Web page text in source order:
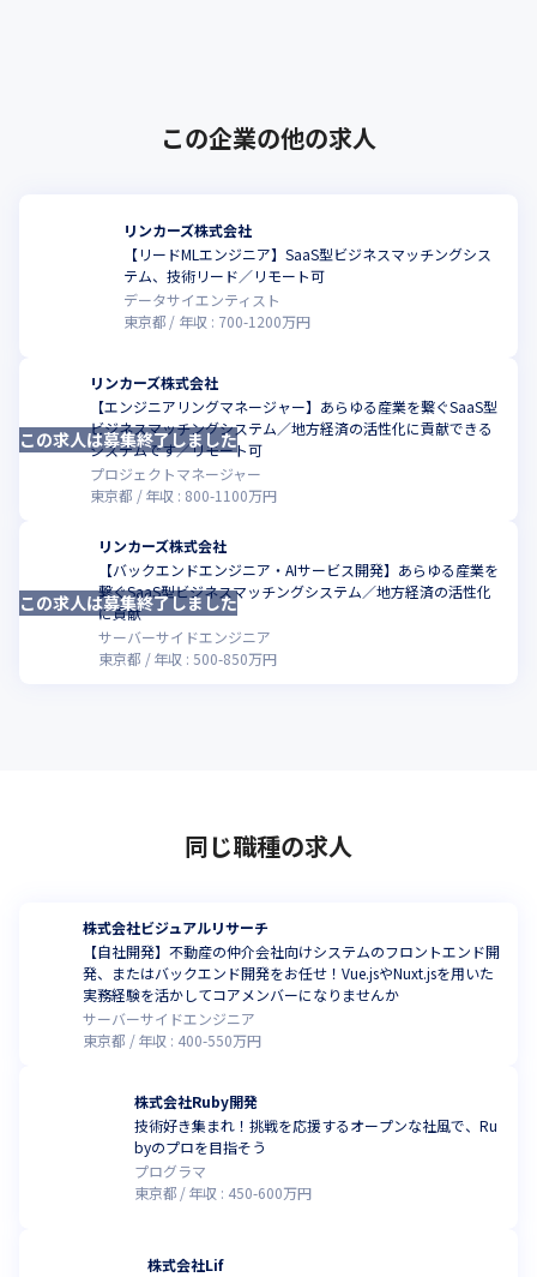
この企業の他の求人
リンカーズ株式会社
【リードMLエンジニア】SaaS型ビジネスマッチングシス
テム、技術リード／リモート可
データサイエンティスト
東京都
年収 : 700-1200万円
リンカーズ株式会社
【エンジニアリングマネージャー】あらゆる産業を繋ぐSaaS型
ビジネスマッチングシステム／地方経済の活性化に貢献できる
システムです／リモート可
プロジェクトマネージャー
東京都
年収 : 800-1100万円
この求人は募集終了しました
リンカーズ株式会社
【バックエンドエンジニア・AIサービス開発】あらゆる産業を
繋ぐSaaS型ビジネスマッチングシステム／地方経済の活性化
に貢献
サーバーサイドエンジニア
東京都
年収 : 500-850万円
この求人は募集終了しました
同じ職種の求人
株式会社ビジュアルリサーチ
【自社開発】不動産の仲介会社向けシステムのフロントエンド開
発、またはバックエンド開発をお任せ！Vue.jsやNuxt.jsを用いた
実務経験を活かしてコアメンバーになりませんか
サーバーサイドエンジニア
東京都
年収 : 400-550万円
株式会社Ruby開発
技術好き集まれ！挑戦を応援するオープンな社風で、Ru
byのプロを目指そう
プログラマ
東京都
年収 : 450-600万円
株式会社Lif